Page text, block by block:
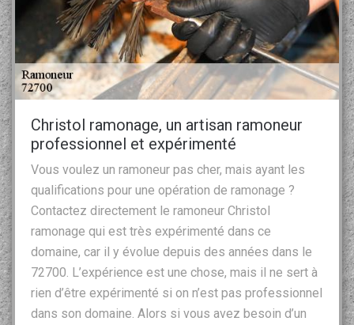
Christol ramonage, un artisan ramoneur
professionnel et expérimenté
Vous voulez un ramoneur pas cher, mais ayant les
qualifications pour une opération de ramonage ?
Contactez directement le ramoneur Christol
ramonage qui est très expérimenté dans ce
domaine, car il y évolue depuis des années dans le
72700. L’expérience est une chose, mais il ne sert à
rien d’être expérimenté si on n’est pas professionnel
dans son domaine. Alors si vous avez besoin d’un